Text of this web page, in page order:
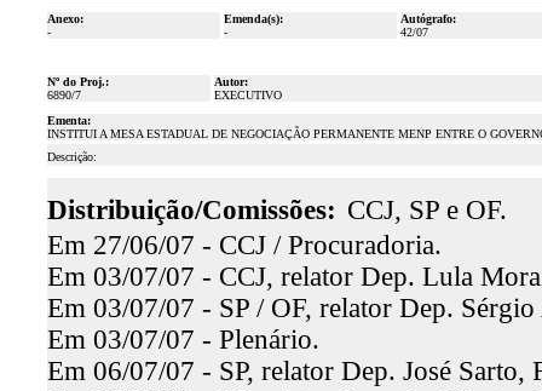
Anexo:
-
Emenda(s):
-
Autógrafo:
42/07
Nº do Proj.:
6890/7
Autor:
EXECUTIVO
Ementa:
INSTITUI A MESA ESTADUAL DE NEGOCIAÇÃO PERMANENTE MENP ENTRE O
Descrição:
Distribuição/Comissões: CCJ, SP e OF.
Em 27/06/07 - CCJ / Procuradoria.
Em 03/07/07 - CCJ, relator Dep. Lula
Em 03/07/07 - SP / OF, relator Dep.
Em 03/07/07 - Plenário.
Em 06/07/07 - SP, relator Dep. José